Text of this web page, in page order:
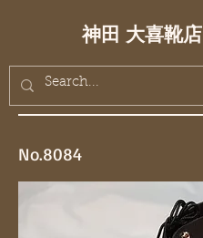
神田 大喜靴店
No.8084